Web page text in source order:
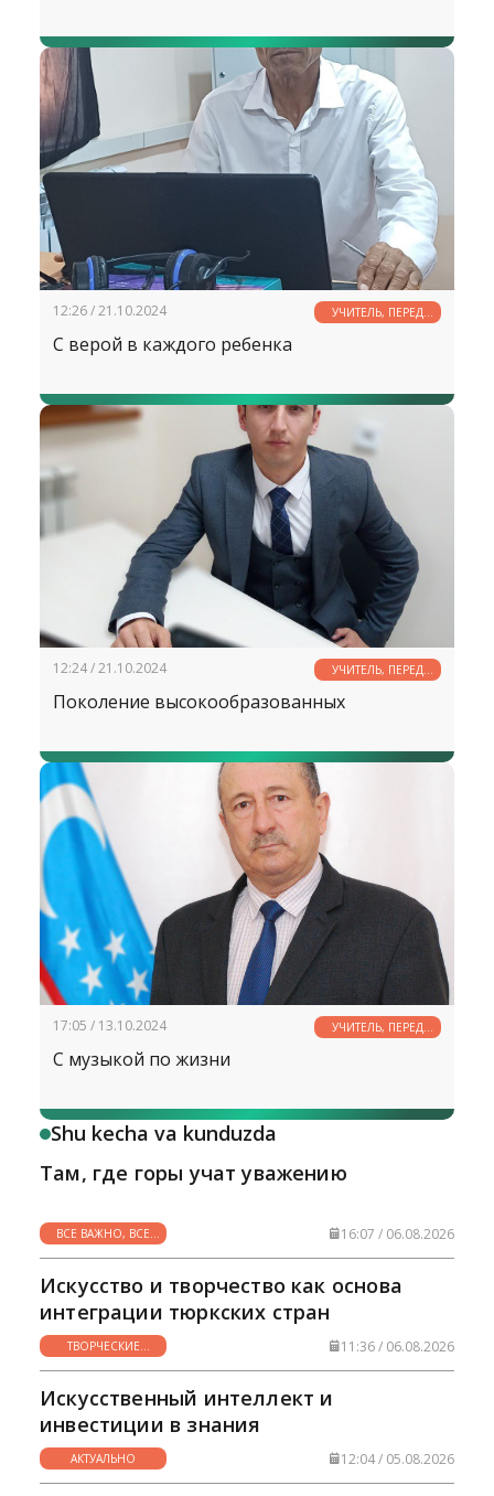
12:26 / 21.10.2024
УЧИТЕЛЬ, ПЕРЕД
ИМЕНЕМ ТВОИМ...
С верой в каждого ребенка
12:24 / 21.10.2024
УЧИТЕЛЬ, ПЕРЕД
ИМЕНЕМ ТВОИМ...
Поколение высокообразованных
17:05 / 13.10.2024
УЧИТЕЛЬ, ПЕРЕД
ИМЕНЕМ ТВОИМ...
С музыкой по жизни
Shu kecha va kunduzda
Там, где горы учат уважению
ВСЕ ВАЖНО, ВСЕ
НУЖНО
16:07 / 06.08.2026
Искусство и творчество как основа
интеграции тюркских стран
ТВОРЧЕСКИЕ
ГОРИЗОНТЫ
11:36 / 06.08.2026
Искусственный интеллект и
инвестиции в знания
АКТУАЛЬНО 12:04 / 05.08.2026